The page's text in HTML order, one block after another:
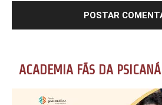
ACADEMIA FÃS DA